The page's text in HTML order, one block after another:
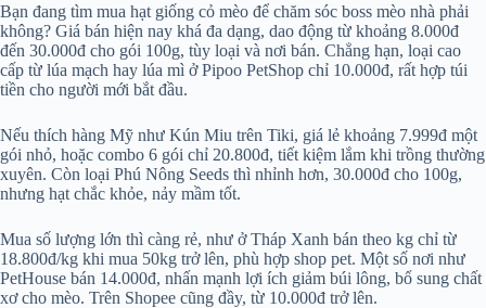
Bạn đang tìm mua hạt giống cỏ mèo để chăm sóc boss mèo nhà phải
không? Giá bán hiện nay khá đa dạng, dao động từ khoảng 8.000đ
đến 30.000đ cho gói 100g, tùy loại và nơi bán. Chẳng hạn, loại cao
cấp từ lúa mạch hay lúa mì ở Pipoo PetShop chỉ 10.000đ, rất hợp túi
tiền cho người mới bắt đầu.
Nếu thích hàng Mỹ như Kún Miu trên Tiki, giá lẻ khoảng 7.999đ một
gói nhỏ, hoặc combo 6 gói chỉ 20.800đ, tiết kiệm lắm khi trồng thường
xuyên. Còn loại Phú Nông Seeds thì nhỉnh hơn, 30.000đ cho 100g,
nhưng hạt chắc khỏe, nảy mầm tốt.
Mua số lượng lớn thì càng rẻ, như ở Tháp Xanh bán theo kg chỉ từ
18.800đ/kg khi mua 50kg trở lên, phù hợp shop pet. Một số nơi như
PetHouse bán 14.000đ, nhấn mạnh lợi ích giảm búi lông, bổ sung chất
xơ cho mèo. Trên Shopee cũng đầy, từ 10.000đ trở lên.